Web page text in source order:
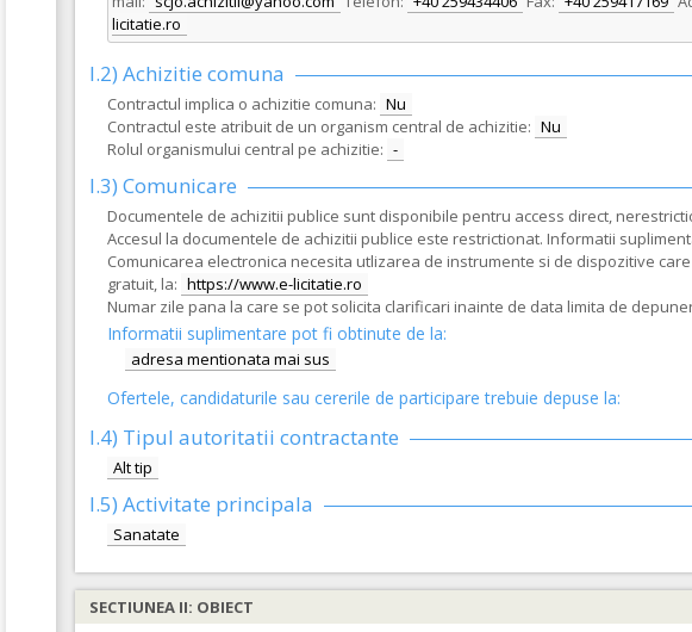
licitatie.ro
I.2) Achizitie comuna
Contractul implica o achizitie comuna: Nu
Contractul este atribuit de un organism central de achizitie: Nu
Rolul organismului central pe achizitie: -
I.3) Comunicare
Documentele de achizitii publice sunt disponibile pentru access direct,
Accesul la documentele de achizitii publice este restrictionat. Informatii
Comunicarea electronica necesita utlizarea de instrumente si de dispozitive
gratuit, la: https://www.e-licitatie.ro
Numar zile pana la care se pot solicita clarificari inainte de data limita de
Informatii suplimentare pot fi obtinute de la:
adresa mentionata mai sus
Ofertele, candidaturile sau cererile de participare trebuie depuse la:
I.4) Tipul autoritatii contractante
Alt tip
I.5) Activitate principala
Sanatate
SECTIUNEA II: OBIECT